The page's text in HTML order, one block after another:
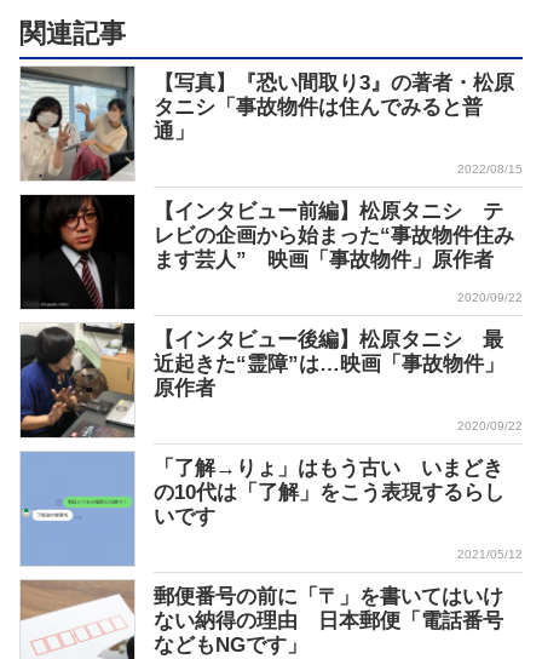
関連記事
【写真】『恐い間取り3』の著者・松原
タニシ「事故物件は住んでみると普
通」
2022/08/15
【インタビュー前編】松原タニシ テ
レビの企画から始まった“事故物件住み
ます芸人” 映画「事故物件」原作者
2020/09/22
【インタビュー後編】松原タニシ 最
近起きた“霊障”は…映画「事故物件」
原作者
2020/09/22
「了解→りょ」はもう古い いまどき
の10代は「了解」をこう表現するらし
いです
2021/05/12
郵便番号の前に「〒」を書いてはいけ
ない納得の理由 日本郵便「電話番号
などもNGです」